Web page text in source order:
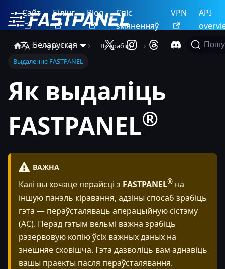
Сайт Білінг Blog
Спіс
змяненняў
VPN
API
Беларуская
Хуткі старт
Як зрабіць
Выдаленне FASTPANEL
Як выдаліць
FASTPANEL®
ВАЖНА
Калі вы хочаце перайсці з FASTPANEL® на
іншую панэль кіравання, адзіны спосаб зрабіць
гэта — пераўсталяваць аперацыйную сістэму
(АС). Перад гэтым вельмі важна зрабіць
рэзервовую копію ўсіх важных даных на
знешняе сховішча. Гэта дазволіць вам аднавіць
вашы праекты пасля пераўсталявання.